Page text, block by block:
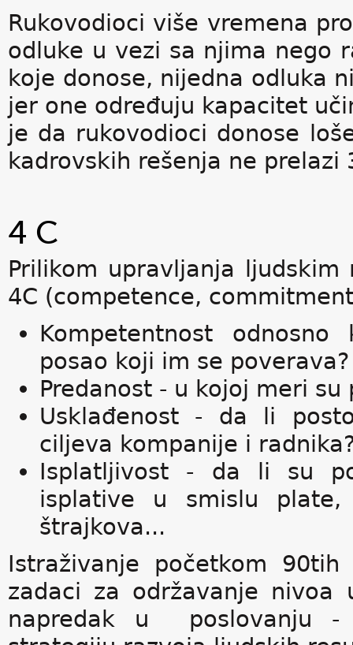
Rukovodioci više vremena
odluke u vezi sa njima nego
koje donose, nijedna odluka
jer one određuju kapacitet
je da rukovodioci donose
kadrovskih rešenja ne prelazi
4 C
Prilikom upravljanja
4C (competence,
Kompetentnost
posao koji im se poverava?
Predanost - u kojoj meri
Usklađenost - da li
ciljeva kompanije i
Isplatljivost - da li su
isplative u smislu plate,
štrajkova...
Istraživanje početkom
zadaci za održavanje nivoa
napredak u poslovanju -